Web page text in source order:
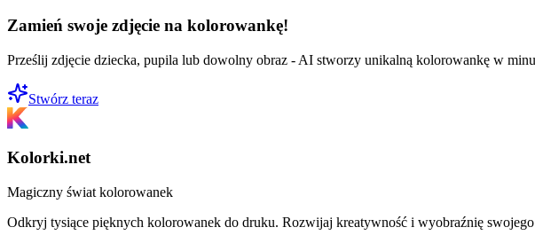
Zamień swoje zdjęcie na kolorowankę!
Prześlij zdjęcie dziecka, pupila lub dowolny obraz - AI stworzy unikalną kolorowankę w
Stwórz teraz
Kolorki.net
Magiczny świat kolorowanek
Odkryj tysiące pięknych kolorowanek do druku. Rozwijaj kreatywność i wyobraźnię